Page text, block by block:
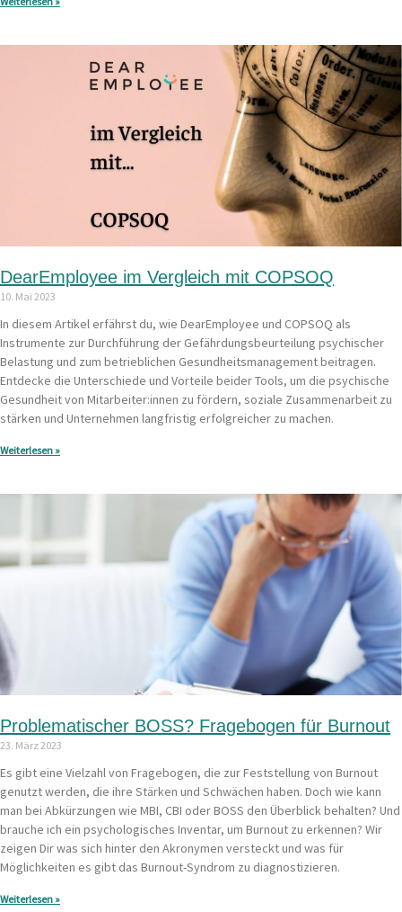
DearEmployee im Vergleich mit COPSOQ
10. Mai 2023
In diesem Artikel erfährst du, wie DearEmployee und COPSOQ als
Instrumente zur Durchführung der Gefährdungsbeurteilung psychischer
Belastung und zum betrieblichen Gesundheitsmanagement beitragen.
Entdecke die Unterschiede und Vorteile beider Tools, um die psychische
Gesundheit von Mitarbeiter:innen zu fördern, soziale Zusammenarbeit zu
stärken und Unternehmen langfristig erfolgreicher zu machen.
Weiterlesen »
Problematischer BOSS? Fragebogen für Burnout
23. März 2023
Es gibt eine Vielzahl von Fragebogen, die zur Feststellung von Burnout
genutzt werden, die ihre Stärken und Schwächen haben. Doch wie kann
man bei Abkürzungen wie MBI, CBI oder BOSS den Überblick behalten? Und
brauche ich ein psychologisches Inventar, um Burnout zu erkennen? Wir
zeigen Dir was sich hinter den Akronymen versteckt und was für
Möglichkeiten es gibt das Burnout-Syndrom zu diagnostizieren.
Weiterlesen »